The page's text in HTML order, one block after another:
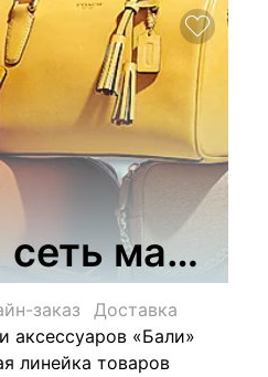
заказ
Доставка
аксессуаров «Бали»
линейка товаров